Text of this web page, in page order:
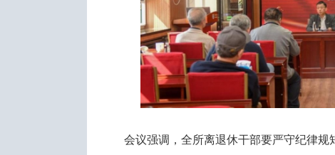
会议强调，全所离退休干部要严守纪律